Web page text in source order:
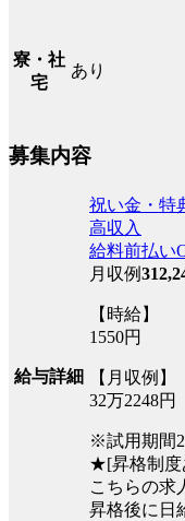
寮・社
宅
あり
募集内容
給与詳細
祝い金・特
高収入
給料前払い
月収例
【時給】
1550円
【月収例】
32万2248円
※試用期間2
★[昇格制度
こちらの求
昇格後に日